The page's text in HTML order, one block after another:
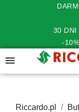
30 DNI
-

Riccardo.pl